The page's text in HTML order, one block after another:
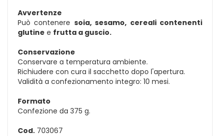
Avvertenze
Può contenere soia, sesamo, cereali contenenti
glutine e frutta a guscio.
Conservazione
Conservare a temperatura ambiente.
Richiudere con cura il sacchetto dopo l'apertura.
Validità a confezionamento integro: 10 mesi.
Formato
Confezione da 375 g.
Cod. 703067